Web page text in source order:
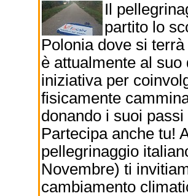
Il
partito lo
Polonia dove si
è attualmente al
iniziativa per
fisicamente
donando i suoi
Partecipa anche tu!
pellegrinaggio
Novembre) ti
cambiamento